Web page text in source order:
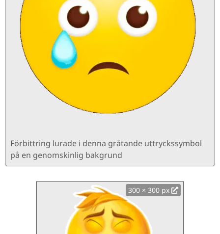
Förbittring lurade i denna gråtande uttryckssymbol
på en genomskinlig bakgrund
300 × 300 px